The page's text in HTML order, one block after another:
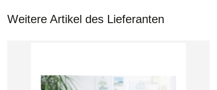
Weitere Artikel des Lieferanten